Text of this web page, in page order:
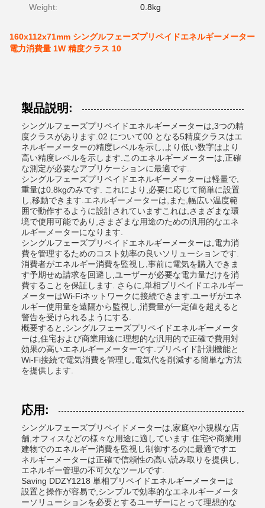
Weight: 0.8kg
160x112x71mm シングルフェーズプリペイドエネルギーメーター
電力消費量 1W 精度クラス 10
製品説明:
シングルフェーズプリペイドエネルギーメーターは,3つの精
度クラスがあります.02 について00 となる5精度クラスはエ
ネルギーメーターの精度レベルを示し,より低い数字はより
高い精度レベルを示します.このエネルギーメーターは,正確
な測定が必要なアプリケーションに最適です..
シングルフェーズプリペイドエネルギーメーターは軽量で,
重量は0.8kgのみです. これにより,必要に応じて簡単に設置
し,移動できます.エネルギーメーターは,また,幅広い温度範
囲で動作するように設計されていますこれは,さまざまな環
境で使用可能であり,さまざまな用途のための汎用的なエネ
ルギーメーターになります.
シングルフェーズプリペイドエネルギーメーターは,電力消
費を管理するためのコスト効率の良いソリューションです.
消費者がエネルギー消費を監視し,事前に電気を購入できま
す予期せぬ請求を回避し,ユーザーが必要な電力量だけを消
費することを保証します. さらに,単相プリペイドエネルギー
メーターはWi-Fiネットワークに接続できます.ユーザがエネ
ルギー使用量を遠隔から監視し,消費量が一定値を超えると
警告を受けられるようにする.
概要すると,シングルフェーズプリペイドエネルギーメータ
ーは,住宅および商業用途に理想的な汎用的で正確で費用対
効果の高いエネルギーメーターです.プリペイド計測機能と
Wi-Fi接続で電気消費を管理し,電気代を削減する簡単な方法
を提供します.
応用:
シングルフェーズプリペイドメーターは,家庭や小規模な店
舗,オフィスなどの様々な用途に適しています.住宅や商業用
建物でのエネルギー消費を監視し制御するのに最適ですエ
ネルギーメーターは正確で信頼性の高い読み取りを提供し,
エネルギー管理の不可欠なツールです.
Saving DDZY1218 単相プリペイドエネルギーメーターは
設置と操作が容易で,シンプルで効率的なエネルギーメータ
ーソリューションを必要とするユーザーにとって理想的な